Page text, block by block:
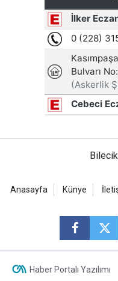
Anasayfa Künye
Haber Portalı Yazılımı